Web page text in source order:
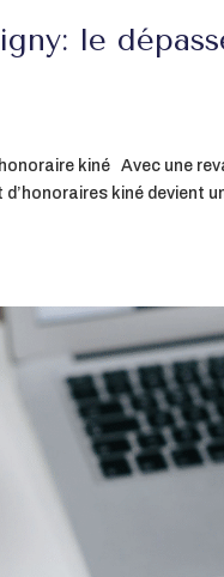
le
kiné Avec une
kiné devient